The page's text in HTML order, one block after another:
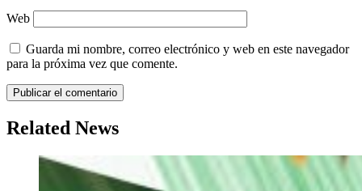
Web
Guarda mi nombre, correo electrónico y web en este navegador
para la próxima vez que comente.
Related News